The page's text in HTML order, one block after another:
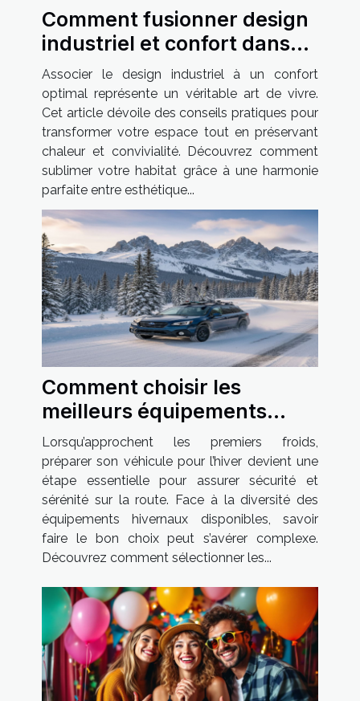
Comment fusionner design
industriel et confort dans
votre habitat ?
Associer le design industriel à un confort
optimal représente un véritable art de vivre.
Cet article dévoile des conseils pratiques pour
transformer votre espace tout en préservant
chaleur et convivialité. Découvrez comment
sublimer votre habitat grâce à une harmonie
parfaite entre esthétique...
Comment choisir les
meilleurs équipements
hivernaux pour votre
véhicule ?
Lorsqu’approchent les premiers froids,
préparer son véhicule pour l’hiver devient une
étape essentielle pour assurer sécurité et
sérénité sur la route. Face à la diversité des
équipements hivernaux disponibles, savoir
faire le bon choix peut s’avérer complexe.
Découvrez comment sélectionner les...